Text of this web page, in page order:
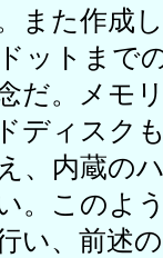
また作成
ットまで
だ。メモ
ディスク
、内蔵の
。このよ
い、前述